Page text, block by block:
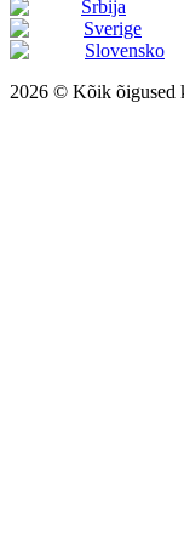
Srbija
Sverige
Slovensko
2026 © Kõik õigused